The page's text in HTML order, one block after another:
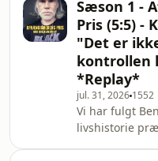
Sæson 1 -
Pris (5:5) -
"Det er
kontrollen
*Replay*
jul. 31, 2026 1552
Vi har fulgt
livshistorie